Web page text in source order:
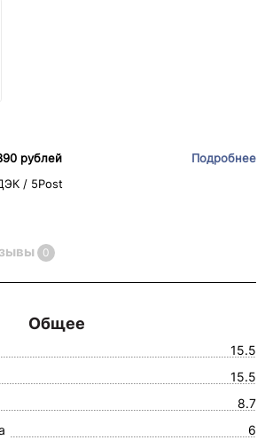
рублей
Подробнее
/ 5Post
0
Общее
15.5
15.5
8.7
6